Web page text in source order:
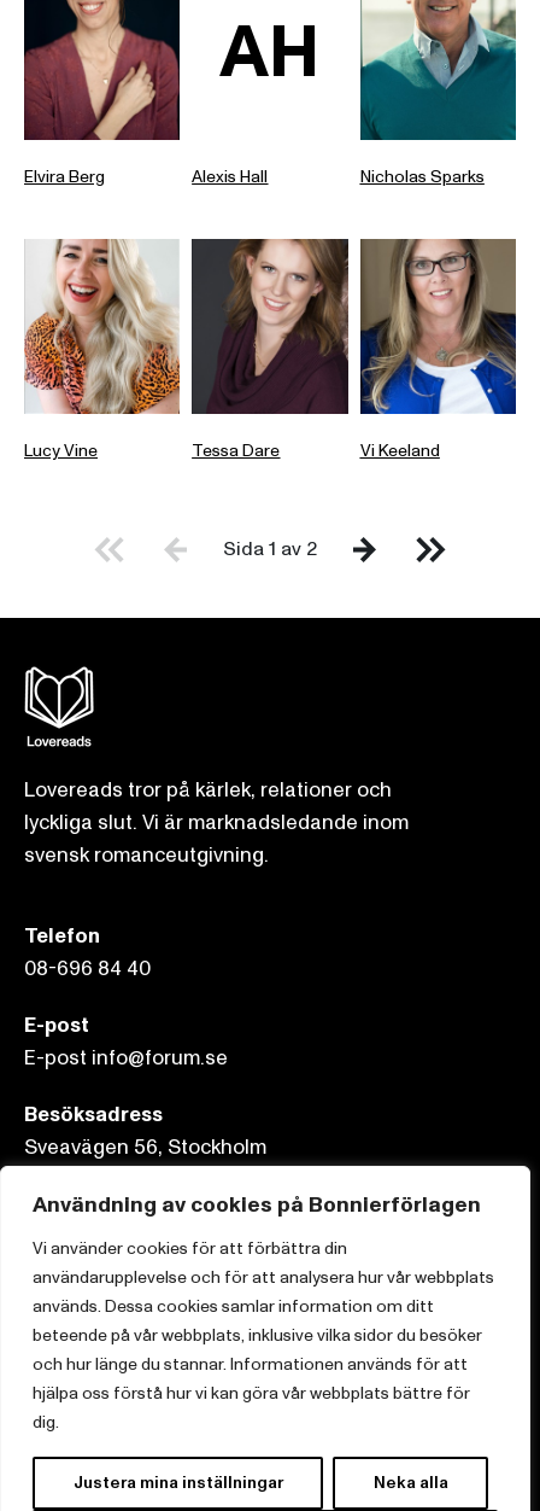
Användning av cookies på Bonnierförlagen
Vi använder cookies för att förbättra din
användarupplevelse och för att analysera hur vår webbplats
används. Dessa cookies samlar information om ditt
beteende på vår webbplats, inklusive vilka sidor du besöker
och hur länge du stannar. Informationen används för att
hjälpa oss förstå hur vi kan göra vår webbplats bättre för
dig.
Justera mina inställningar Neka alla
Elvira Berg
AH
Alexis Hall Nicholas Sparks
Lucy Vine Tessa Dare Vi Keeland
Sida 1 av 2
Lovereads tror på kärlek, relationer och
lyckliga slut. Vi är marknadsledande inom
svensk romanceutgivning.
Telefon
08-696 84 40
E-post
E-post info@forum.se
Besöksadress
Sveavägen 56, Stockholm
Postadress
Box 3159, 103 63 Stockholm
Om Bonnierförlagen
Cookies
Integritetspolicy